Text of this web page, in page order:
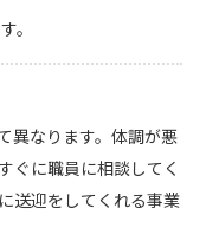
。
異なります。体調が悪
ぐに職員に相談してく
送迎をしてくれる事業